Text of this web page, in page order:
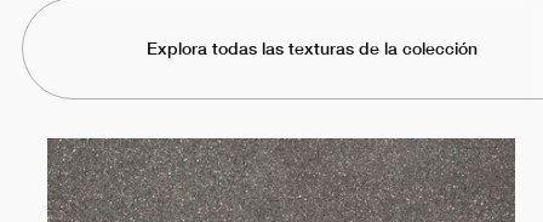
Explora todas las texturas de la colección